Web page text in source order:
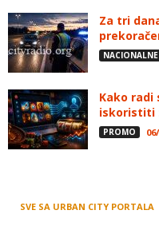
Za tri
Kako
iskoristiti
PROMO
SVE SA URBAN CITY PORTALA